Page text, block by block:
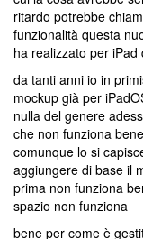
ritardo potrebbe
funzionalità questa
ha realizzato per
da tanti anni io in
mockup già per
nulla del genere
che non funziona
comunque lo si
aggiungere di base il
prima non funziona
spazio non funziona
bene per come è